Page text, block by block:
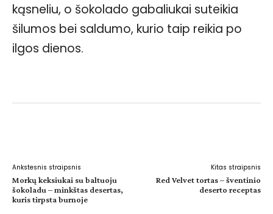
kąsneliu, o šokolado gabaliukai suteikia
šilumos bei saldumo, kurio taip reikia po
ilgos dienos.
Ankstesnis straipsnis
Morkų keksiukai su baltuoju
šokoladu – minkštas desertas,
kuris tirpsta burnoje
Kitas straipsnis
Red Velvet tortas – šventinio
deserto receptas